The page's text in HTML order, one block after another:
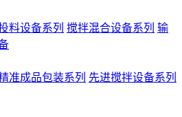
料设备系列 搅拌混合设备系列 输
准成品包装系列 先进搅拌设备系列